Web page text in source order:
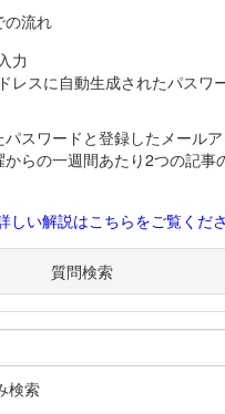
流れ
力
レスに自動生成されたパスワ
スワードと登録したメール
らの一週間あたり2つの記事
しい解説はこちらをご覧くださ
質問検索
検索